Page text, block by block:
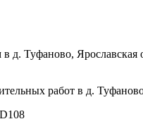
д. Туфаново, Ярославская
работ в д.